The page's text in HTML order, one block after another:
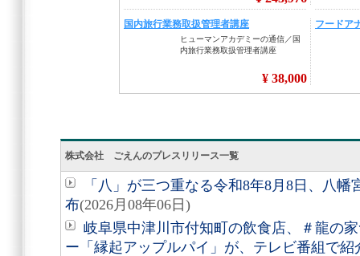
株式会社 ごえんのプレスリリース一覧
「八」が三つ重なる令和8年8月8日、八
布(2026月08年06日)
岐阜県中津川市付知町の飲食店、＃龍の
ー「縁起アップルパイ」が、テレビ番組で